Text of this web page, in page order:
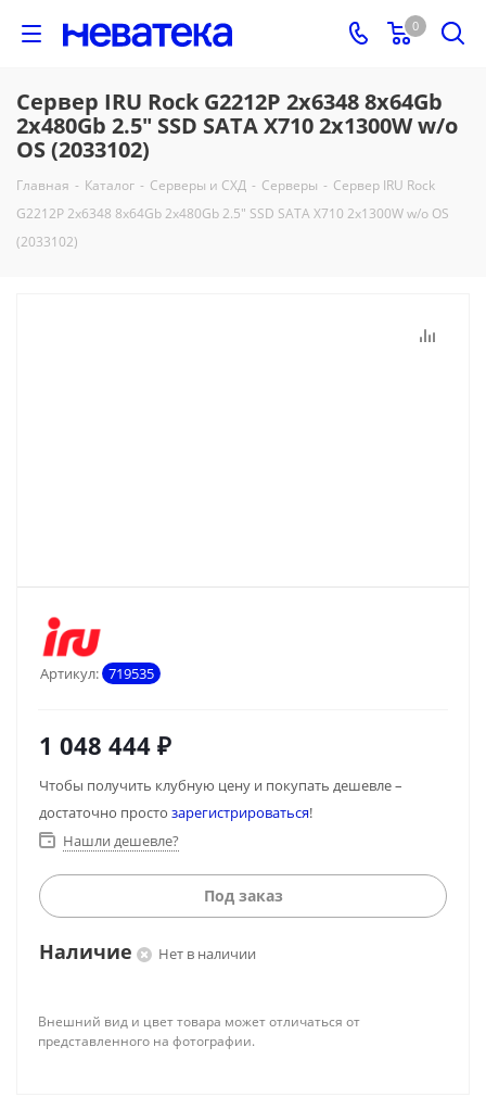
0
Сервер IRU Rock G2212P 2x6348 8x64Gb
2x480Gb 2.5" SSD SATA X710 2x1300W w/o
OS (2033102)
Главная - Каталог - Серверы и СХД - Серверы - Сервер IRU Rock
G2212P 2x6348 8x64Gb 2x480Gb 2.5" SSD SATA X710 2x1300W w/o OS
(2033102)
Артикул: 719535
1 048 444 ₽
Чтобы получить клубную цену и покупать дешевле –
достаточно просто зарегистрироваться!
Нашли дешевле?
Под заказ
Наличие Нет в наличии
Внешний вид и цвет товара может отличаться от
представленного на фотографии.